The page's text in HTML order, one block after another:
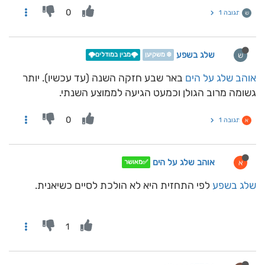
ש תגובה 1 0
ש שלג בשפע ❄️ משקיען 🌩️מבין במודלים🌩️
אוהב שלג על הים באר שבע חזקה השנה (עד עכשיו). יותר
גשומה מרוב הגולן וכמעט הגיעה לממוצע השנתי.
א תגובה 1 0
א אוהב שלג על הים ✅מאושר
שלג בשפע לפי התחזית היא לא הולכת לסיים כשיאנית.
1